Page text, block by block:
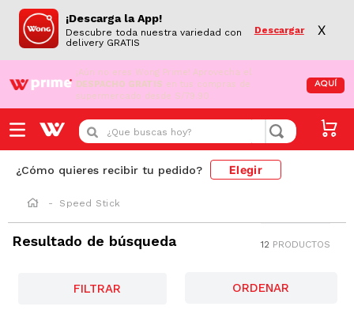
¡Descarga la App!
Descubre toda nuestra variedad con
delivery GRATIS
Descargar X
¡Aún no eres Wong Prime! Aprovecha el
DESPACHO GRATIS en tus compras de
supermercado desde S/79.90
AQUÍ
¿Que buscas hoy?
¿Cómo quieres recibir tu pedido? Elegir
Speed Stick
Resultado de búsqueda 12 PRODUCTOS
FILTRAR